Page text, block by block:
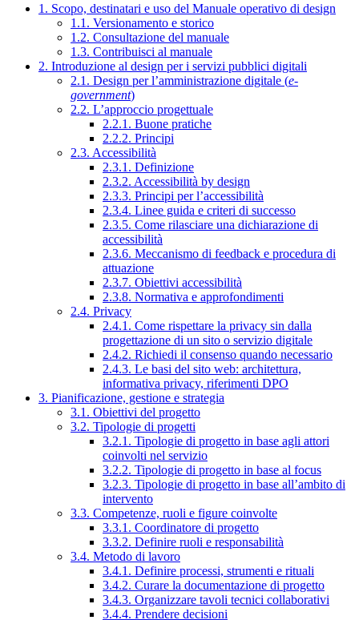
1. Scopo, destinatari e uso del Manuale operativo di design
1.1. Versionamento e storico
1.2. Consultazione del manuale
1.3. Contribuisci al manuale
2. Introduzione al design per i servizi pubblici digitali
2.1. Design per l’amministrazione digitale (e-
government)
2.2. L’approccio progettuale
2.2.1. Buone pratiche
2.2.2. Principi
2.3. Accessibilità
2.3.1. Definizione
2.3.2. Accessibilità by design
2.3.3. Principi per l’accessibilità
2.3.4. Linee guida e criteri di successo
2.3.5. Come rilasciare una dichiarazione di
accessibilità
2.3.6. Meccanismo di feedback e procedura di
attuazione
2.3.7. Obiettivi accessibilità
2.3.8. Normativa e approfondimenti
2.4. Privacy
2.4.1. Come rispettare la privacy sin dalla
progettazione di un sito o servizio digitale
2.4.2. Richiedi il consenso quando necessario
2.4.3. Le basi del sito web: architettura,
informativa privacy, riferimenti DPO
3. Pianificazione, gestione e strategia
3.1. Obiettivi del progetto
3.2. Tipologie di progetti
3.2.1. Tipologie di progetto in base agli attori
coinvolti nel servizio
3.2.2. Tipologie di progetto in base al focus
3.2.3. Tipologie di progetto in base all’ambito di
intervento
3.3. Competenze, ruoli e figure coinvolte
3.3.1. Coordinatore di progetto
3.3.2. Definire ruoli e responsabilità
3.4. Metodo di lavoro
3.4.1. Definire processi, strumenti e rituali
3.4.2. Curare la documentazione di progetto
3.4.3. Organizzare tavoli tecnici collaborativi
3.4.4. Prendere decisioni